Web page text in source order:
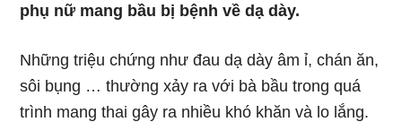
phụ nữ mang bầu bị bệnh về dạ dày.
Những triệu chứng như đau dạ dày âm ỉ, chán ăn,
sôi bụng … thường xảy ra với bà bầu trong quá
trình mang thai gây ra nhiều khó khăn và lo lắng.